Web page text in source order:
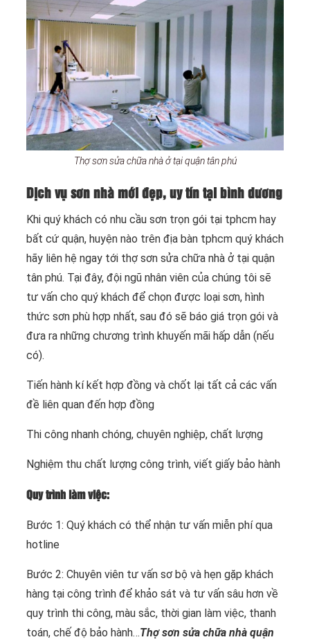
Thợ sơn sửa chữa nhà ở tại quận tân phú
Dịch vụ sơn nhà mới đẹp, uy tín tại bình dương
Khi quý khách có nhu cầu sơn trọn gói tại tphcm hay
bất cứ quận, huyện nào trên địa bàn tphcm quý khách
hãy liên hệ ngay tới thợ sơn sửa chữa nhà ở tại quận
tân phú. Tại đây, đội ngũ nhân viên của chúng tôi sẽ
tư vấn cho quý khách để chọn được loại sơn, hình
thức sơn phù hợp nhất, sau đó sẽ báo giá trọn gói và
đưa ra những chương trình khuyến mãi hấp dẫn (nếu
có).
Tiến hành kí kết hợp đồng và chốt lại tất cả các vấn
đề liên quan đến hợp đồng
Thi công nhanh chóng, chuyên nghiệp, chất lượng
Nghiệm thu chất lượng công trình, viết giấy bảo hành
Quy trình làm việc:
Bước 1: Quý khách có thể nhận tư vấn miễn phí qua
hotline
Bước 2: Chuyên viên tư vấn sơ bộ và hẹn gặp khách
hàng tại công trình để khảo sát và tư vấn sâu hơn về
quy trình thi công, màu sắc, thời gian làm việc, thanh
toán, chế độ bảo hành…Thợ sơn sửa chữa nhà quận